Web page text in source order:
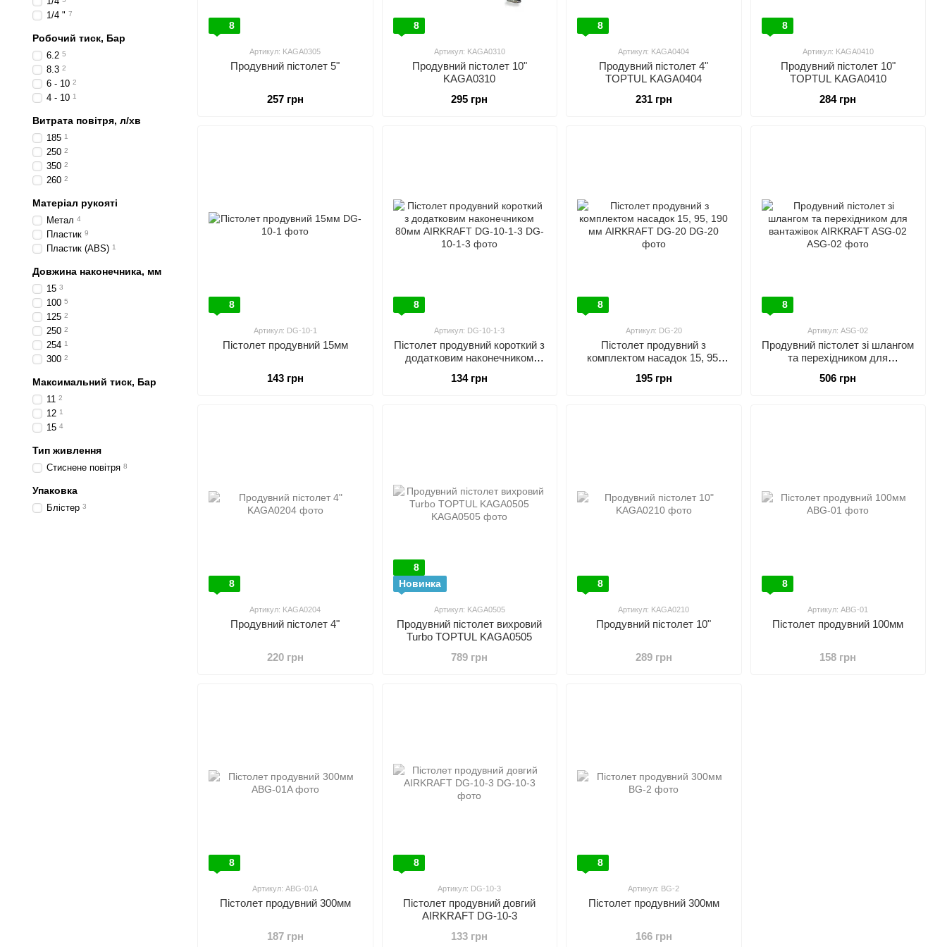
8
Артикул: KAGA0305
Продувний пістолет 5"
257 грн
8
Артикул: KAGA0310
Продувний пістолет 10"
KAGA0310
295 грн
8
Артикул: KAGA0404
Продувний пістолет 4"
TOPTUL KAGA0404
231 грн
8
Артикул: KAGA0410
Продувний пістолет 10"
TOPTUL KAGA0410
284 грн
8
Артикул: DG-10-1
Пістолет продувний 15мм
143 грн
8
Артикул: DG-10-1-3
Пістолет продувний короткий з
додатковим наконечником
134 грн
8
Артикул: DG-20
Пістолет продувний з
комплектом насадок 15, 95,
195 грн
8
Артикул: ASG-02
Продувний пістолет зі шлангом
та перехідником для
506 грн
8
Артикул: KAGA0204
Продувний пістолет 4"
220 грн
8
Новинка
Артикул: KAGA0505
Продувний пістолет вихровий
Turbo TOPTUL KAGA0505
789 грн
8
Артикул: KAGA0210
Продувний пістолет 10"
289 грн
8
Артикул: ABG-01
Пістолет продувний 100мм
158 грн
8
Артикул: ABG-01A
Пістолет продувний 300мм
187 грн
8
Артикул: DG-10-3
Пістолет продувний довгий
AIRKRAFT DG-10-3
133 грн
8
Артикул: BG-2
Пістолет продувний 300мм
166 грн
1/4 " 7
Робочий тиск, Бар
6.2 5
8.3 2
6 - 10 2
4 - 10 1
Витрата повітря, л/хв
185 1
250 2
350 2
260 2
Матеріал рукояті
Метал 4
Пластик 9
Пластик (ABS) 1
Довжина наконечника, мм
15 3
100 5
125 2
250 2
254 1
300 2
Максимальний тиск, Бар
11 2
12 1
15 4
Тип живлення
Стиснене повітря 8
Упаковка
Блістер 3